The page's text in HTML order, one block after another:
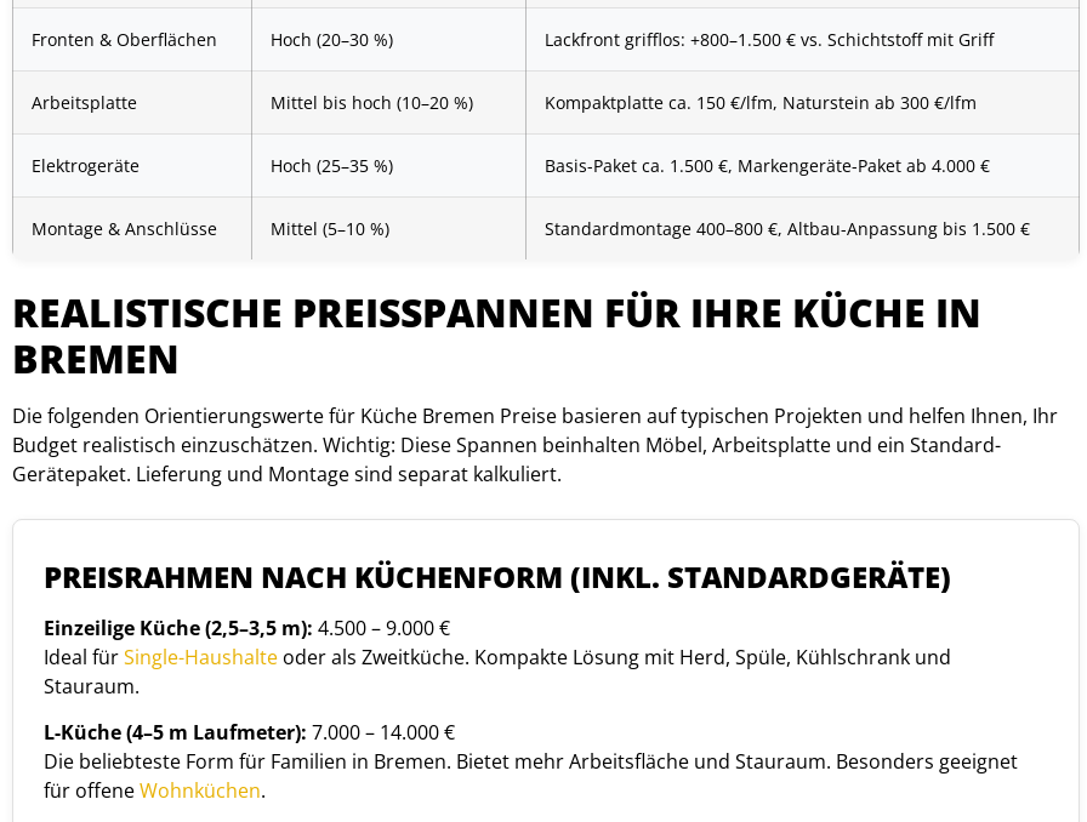
Fronten & Oberflächen Hoch (20–30 %) Lackfront grifflos: +800–1.500 € vs. Schichtstoff mit Griff
Arbeitsplatte Mittel bis hoch (10–20 %) Kompaktplatte ca. 150 €/lfm, Naturstein ab 300 €/lfm
Elektrogeräte Hoch (25–35 %) Basis-Paket ca. 1.500 €, Markengeräte-Paket ab 4.000 €
Montage & Anschlüsse Mittel (5–10 %) Standardmontage 400–800 €, Altbau-Anpassung bis 1.500 €
REALISTISCHE PREISSPANNEN FÜR IHRE KÜCHE IN
BREMEN
Die folgenden Orientierungswerte für Küche Bremen Preise basieren auf typischen Projekten und helfen Ihnen, Ihr
Budget realistisch einzuschätzen. Wichtig: Diese Spannen beinhalten Möbel, Arbeitsplatte und ein Standard-
Gerätepaket. Lieferung und Montage sind separat kalkuliert.
PREISRAHMEN NACH KÜCHENFORM (INKL. STANDARDGERÄTE)
Einzeilige Küche (2,5–3,5 m): 4.500 – 9.000 €
Ideal fürSingle-Haushalte oder als Zweitküche. Kompakte Lösung mit Herd, Spüle, Kühlschrank und
Stauraum.
L-Küche (4–5 m Laufmeter): 7.000 – 14.000 €
Die beliebteste Form für Familien in Bremen. Bietet mehr Arbeitsfläche und Stauraum. Besonders geeignet
für offeneWohnküchen.